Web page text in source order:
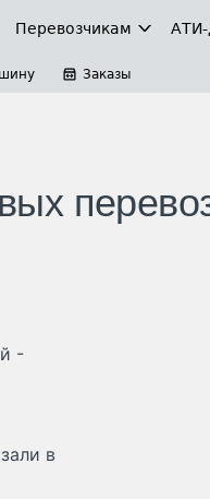
Перевозчикам
Заказы
-
в